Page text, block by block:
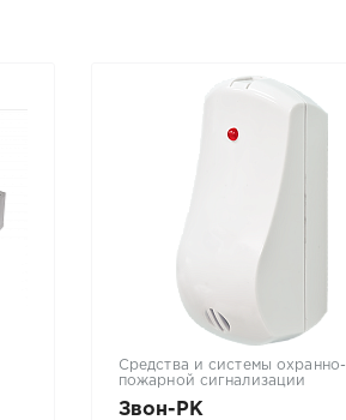
Средства и системы охранно-
пожарной сигнализации
Звон-РК